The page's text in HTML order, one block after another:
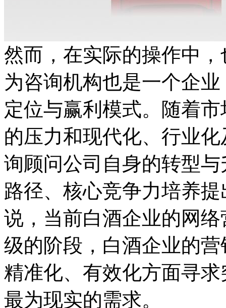
然而，在实际的操作中
为咨询机构也是一个企
定位与赢利模式。随着
的压力和现代化、行业
询顾问公司自身的转型
路径、核心竞争力培养
说，当前白酒企业的网
级的阶段，白酒企业的
精准化、有效化方面寻
最为现实的需求。